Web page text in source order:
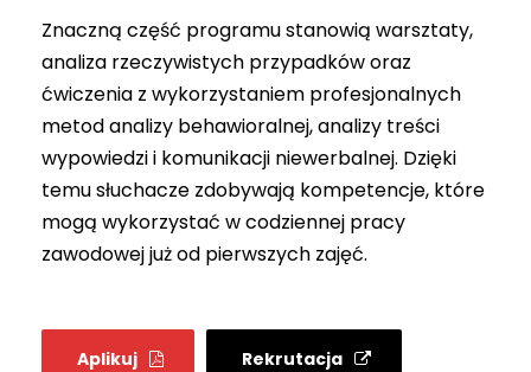
Znaczną część programu stanowią warsztaty,
analiza rzeczywistych przypadków oraz
ćwiczenia z wykorzystaniem profesjonalnych
metod analizy behawioralnej, analizy treści
wypowiedzi i komunikacji niewerbalnej. Dzięki
temu słuchacze zdobywają kompetencje, które
mogą wykorzystać w codziennej pracy
zawodowej już od pierwszych zajęć.
Aplikuj Rekrutacja